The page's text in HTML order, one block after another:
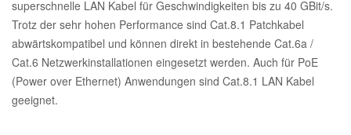
superschnelle LAN Kabel für Geschwindigkeiten bis zu 40 GBit/s.
Trotz der sehr hohen Performance sind Cat.8.1 Patchkabel
abwärtskompatibel und können direkt in bestehende Cat.6a /
Cat.6 Netzwerkinstallationen eingesetzt werden. Auch für PoE
(Power over Ethernet) Anwendungen sind Cat.8.1 LAN Kabel
geeignet.